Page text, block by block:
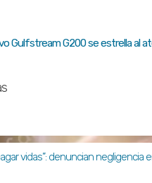
Gulfstream G200 se estrella al